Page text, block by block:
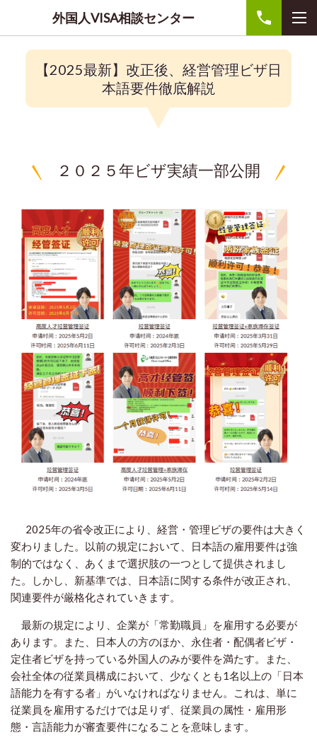
外国人VISA相談センター
【2025最新】改正後、経営管理ビザ日
本語要件徹底解説
２０２５年ビザ実績一部公開
2025年の省令改正により、経営・管理ビザの要件は大きく
変わりました。以前の規定において、日本語の雇用要件は強
制的ではなく、あくまで選択肢の一つとして提供されまし
た。しかし、新基準では、日本語に関する条件が改正され、
関連要件が厳格化されていきます。
最新の規定によリ、企業が「常勤職員」を雇用する必要が
あります。また、日本人の方のほか、永住者・配偶者ビザ・
定住者ビザを持っている外国人のみが要件を満たす。また、
会社全体の従業員構成において、少なくとも1名以上の「日本
語能力を有する者」がいなければなりません。これは、単に
従業員を雇用するだけでは足りず、従業員の属性・雇用形
態・言語能力が審査要件になることを意味します。